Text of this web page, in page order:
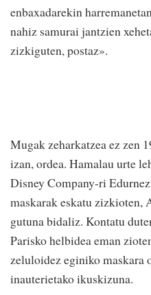
enbaxadarekin
nahiz samurai jantzien
zizkiguten, postaz».
Mugak zeharkatzea ez zen
izan, ordea. Hamalau urte
Disney Company-ri
maskarak eskatu zizkioten,
gutuna bidaliz. Kontatu
Parisko helbidea eman
zeluloidez eginiko maskara
inauterietako ikuskizuna.